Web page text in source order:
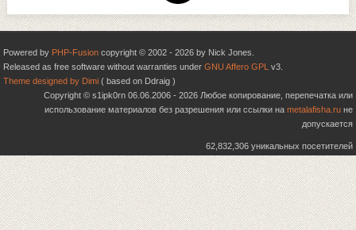
Powered by PHP-Fusion copyright © 2002 - 2026 by Nick Jones.
Released as free software without warranties under GNU Affero GPL v3.
Theme designed by Dimi ( based on Ddraig )
Copyright © s1ipk0rn 06.06.2006 - 2026 Любое копирование, перепечатка или
использование материалов без разрешения или ссылки на metalafisha.ru не
допускается
62,832,306 уникальных посетителей